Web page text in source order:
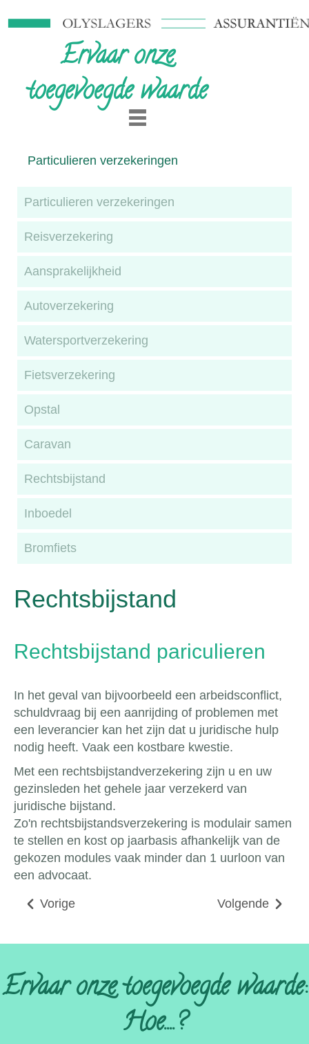
Ervaar onze
toegevoegde waarde
Particulieren verzekeringen
Particulieren verzekeringen
Reisverzekering
Aansprakelijkheid
Autoverzekering
Watersportverzekering
Fietsverzekering
Opstal
Caravan
Rechtsbijstand
Inboedel
Bromfiets
Rechtsbijstand
Rechtsbijstand pariculieren
In het geval van bijvoorbeeld een arbeidsconflict,
schuldvraag bij een aanrijding of problemen met
een leverancier kan het zijn dat u juridische hulp
nodig heeft. Vaak een kostbare kwestie.
Met een rechtsbijstandverzekering zijn u en uw
gezinsleden het gehele jaar verzekerd van
juridische bijstand.
Zo'n rechtsbijstandsverzekering is modulair samen
te stellen en kost op jaarbasis afhankelijk van de
gekozen modules vaak minder dan 1 uurloon van
een advocaat.
Vorige Volgende
Ervaar onze toegevoegde waarde:
Hoe....?